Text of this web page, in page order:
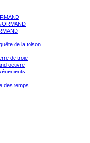
de la toison
de troie
oeuvre
des temps